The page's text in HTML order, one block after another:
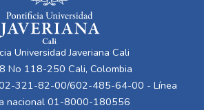
Universidad Javeriana Cali
No 118-250 Cali, Colombia
321-82-00/602-485-64-00 - Línea
nacional 01-8000-180556